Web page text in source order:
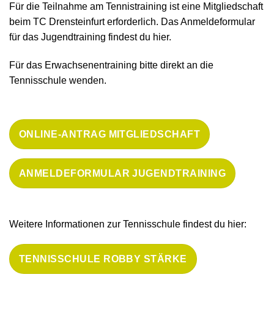
Für die Teilnahme am Tennistraining ist eine Mitgliedschaft
beim TC Drensteinfurt erforderlich. Das Anmeldeformular
für das Jugendtraining findest du hier.
Für das Erwachsenentraining bitte direkt an die
Tennisschule wenden.
ONLINE-ANTRAG MITGLIEDSCHAFT
ANMELDEFORMULAR JUGENDTRAINING
Weitere Informationen zur Tennisschule findest du hier:
TENNISSCHULE ROBBY STÄRKE